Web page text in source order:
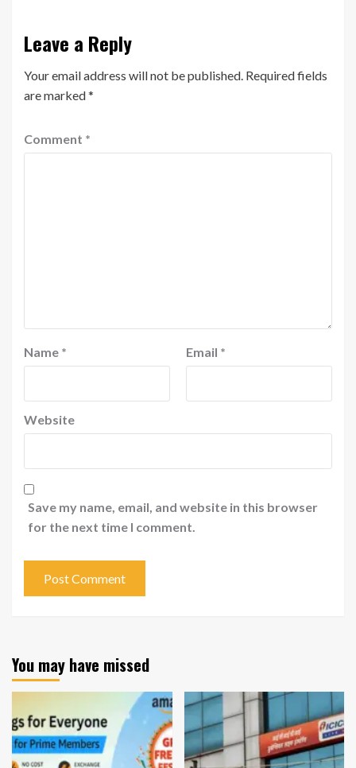
Leave a Reply
Your email address will not be published. Required fields
are marked*
Comment *
Name * Email *
Website
Save my name, email, and website in this browser
for the next time I comment.
You may have missed